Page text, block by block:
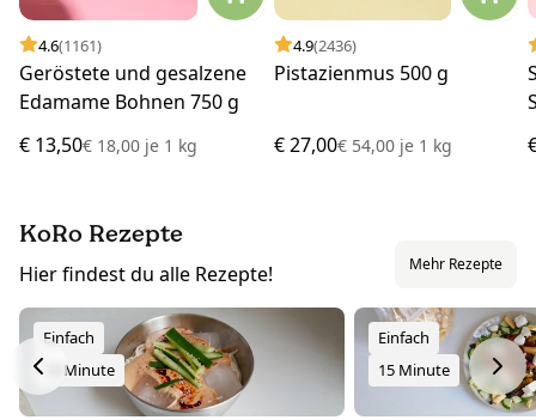
4.6(1161)
Geröstete und gesalzene
Edamame Bohnen 750 g
€ 13,50€ 18,00 je 1 kg
4.9(2436)
Pistazienmus 500 g
€ 27,00€ 54,00 je1 kg
KoRo Rezepte
Hier findest du alle Rezepte! Mehr Rezepte
Einfach
15 Minute
Einfach
15 Minute